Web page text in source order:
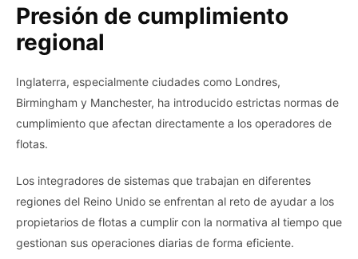
Presión de cumplimiento
regional
Inglaterra, especialmente ciudades como Londres,
Birmingham y Manchester, ha introducido estrictas normas de
cumplimiento que afectan directamente a los operadores de
flotas.
Los integradores de sistemas que trabajan en diferentes
regiones del Reino Unido se enfrentan al reto de ayudar a los
propietarios de flotas a cumplir con la normativa al tiempo que
gestionan sus operaciones diarias de forma eficiente.